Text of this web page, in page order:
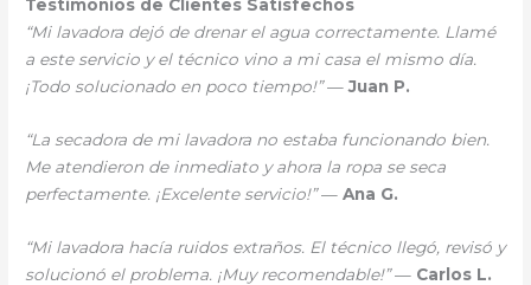
Testimonios de Clientes Satisfechos
“Mi lavadora dejó de drenar el agua correctamente. Llamé
a este servicio y el técnico vino a mi casa el mismo día.
¡Todo solucionado en poco tiempo!”—Juan P.
“La secadora de mi lavadora no estaba funcionando bien.
Me atendieron de inmediato y ahora la ropa se seca
perfectamente. ¡Excelente servicio!”—Ana G.
“Mi lavadora hacía ruidos extraños. El técnico llegó, revisó y
solucionó el problema. ¡Muy recomendable!”— Carlos L.